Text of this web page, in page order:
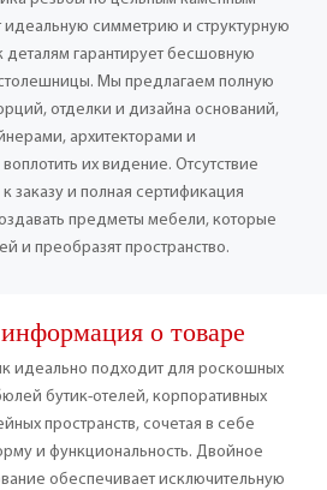
симметрию и структурную
деталям гарантирует бесшовную
Мы предлагаем полную
отделки и дизайна оснований,
архитекторами и
их видение. Отсутствие
заказу и полная сертификация
предметы мебели, которые
и преобразят пространство.
о товаре
идеально подходит для роскошных
бутик-отелей, корпоративных
пространств, сочетая в себе
и функциональность. Двойное
обеспечивает исключительную